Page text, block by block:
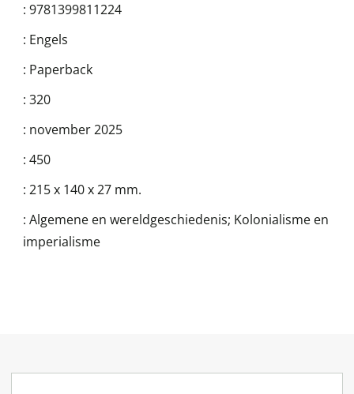
: 9781399811224
: Engels
: Paperback
: 320
: november 2025
: 450
: 215 x 140 x 27 mm.
: Algemene en wereldgeschiedenis; Kolonialisme en
imperialisme